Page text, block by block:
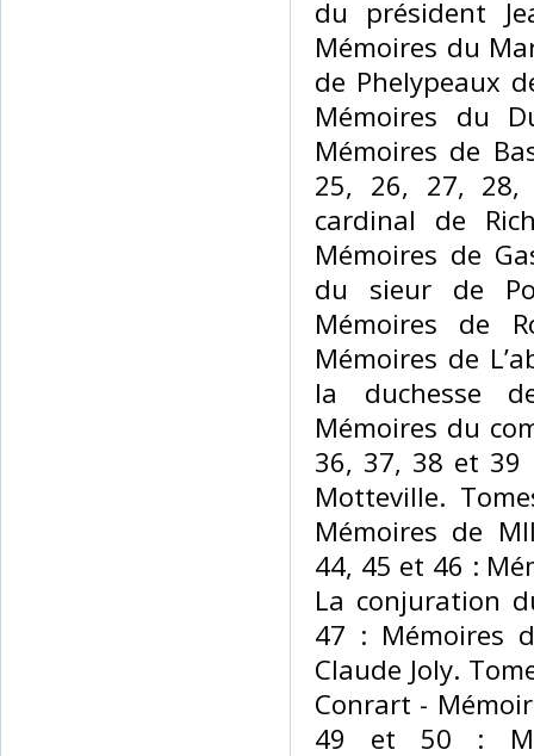
du président
Mémoires du
de Phelypeaux
Mémoires du
Mémoires de
25, 26, 27,
cardinal de
Mémoires de
du sieur de
Mémoires de
Mémoires de
la duchesse
Mémoires du
36, 37, 38 et 39
Motteville.
Mémoires de
44, 45 et 46 :
La conjuration
47 : Mémoires
Claude Joly.
Conrart -
49 et 50 :